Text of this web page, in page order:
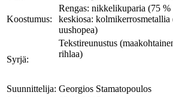
Koostumus:
Rengas: nikkelikuparia (75
keskiosa:
uushopea)
Syrjä:
Tekstireunustus
rihlaa)
Suunnittelija: Georgios Stamatopoulos